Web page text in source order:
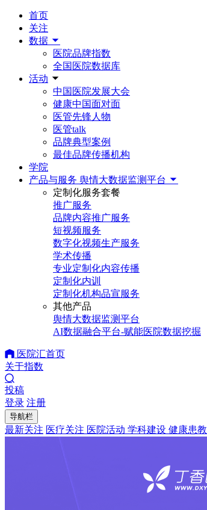
首页
关注
数据
医院品牌指数
全国医院数据库
活动
中国医院发展大会
健康中国面对面
医管先锋人物
医管talk
品牌典型案例
最佳品牌传播机构
学院
产品与服务 舆情大数据监测平台
定制化服务套餐
推广服务
品牌内容推广服务
短视频服务
数字化视频生产服务
学术传播
专业定制化内容传播
定制化内训
定制化机构品宣服务
其他产品
舆情大数据监测平台
AI数据融合平台-赋能医院数据挖掘
医院汇首页
关于指数
投稿
登录 注册
导航栏
最新关注 医疗关注 医院活动 学科建设 健康患教